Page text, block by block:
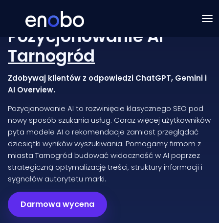
Pozycjonowanie AI
Tarnogród
Zdobywaj klientów z odpowiedzi ChatGPT, Gemini i
AI Overview.
Pozycjonowanie AI to rozwinięcie klasycznego SEO pod
nowy sposób szukania usług. Coraz więcej użytkowników
pyta modele AI o rekomendacje zamiast przeglądać
dziesiątki wyników wyszukiwania. Pomagamy firmom z
miasta Tarnogród budować widoczność w AI poprzez
strategiczną optymalizację treści, struktury informacji i
sygnałów autorytetu marki.
Darmowa wycena